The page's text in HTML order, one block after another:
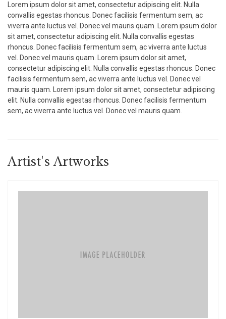
Lorem ipsum dolor sit amet, consectetur adipiscing elit. Nulla
convallis egestas rhoncus. Donec facilisis fermentum sem, ac
viverra ante luctus vel. Donec vel mauris quam. Lorem ipsum dolor
sit amet, consectetur adipiscing elit. Nulla convallis egestas
rhoncus. Donec facilisis fermentum sem, ac viverra ante luctus
vel. Donec vel mauris quam. Lorem ipsum dolor sit amet,
consectetur adipiscing elit. Nulla convallis egestas rhoncus. Donec
facilisis fermentum sem, ac viverra ante luctus vel. Donec vel
mauris quam. Lorem ipsum dolor sit amet, consectetur adipiscing
elit. Nulla convallis egestas rhoncus. Donec facilisis fermentum
sem, ac viverra ante luctus vel. Donec vel mauris quam.
Artist's Artworks